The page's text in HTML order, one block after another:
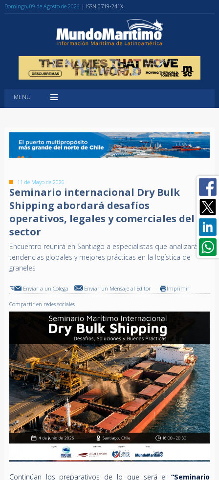
Domingo, 09 de Agosto de 2026 | ISSN 0719-241X
MENU
11 de Mayo de 2026
Seminario internacional Dry Bulk
Shipping abordará desafíos
operativos, legales y comerciales del
sector
Encuentro reunirá en Santiago a especialistas que analizarán
tendencias globales y mejores prácticas en la logística de
graneles
Enviar a un Colega Enviar un Mensaje al Editor Imprimir
Compartir en redes sociales
Continúan los preparativos de lo que será el“Seminario